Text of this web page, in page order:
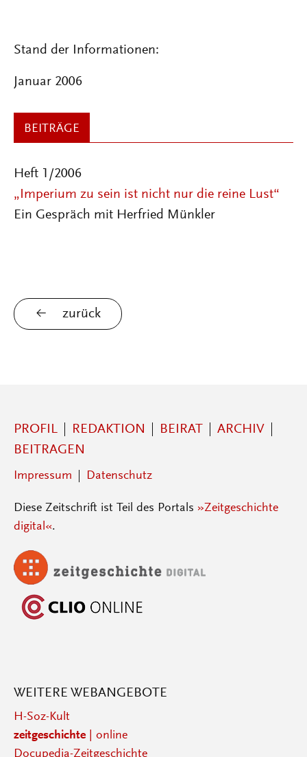
Stand der Informationen:
Januar 2006
BEITRÄGE
Heft 1/2006
„Imperium zu sein ist nicht nur die reine Lust“
Ein Gespräch mit Herfried Münkler
zurück
PROFIL REDAKTION BEIRAT
ARCHIV
BEITRAGEN
Impressum Datenschutz
Diese Zeitschrift ist Teil des Portals »Zeitgeschichte
digital«.
WEITERE WEBANGEBOTE
H-Soz-Kult
zeitgeschichte| online
Docupedia-Zeitgeschichte